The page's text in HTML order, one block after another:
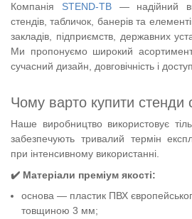
Компанія STEND-TB— надійний
стендів, табличок, банерів та
закладів, підприємств, державних
Ми пропонуємо широкий асортимент
сучасний дизайн, довговічність і
Чому варто купити стенди
Наше виробництво використовує
забезпечують тривалий термін
при інтенсивному використанні.
✔️ Матеріали преміум якості:
основа — пластик ПВХ
товщиною 3 мм;